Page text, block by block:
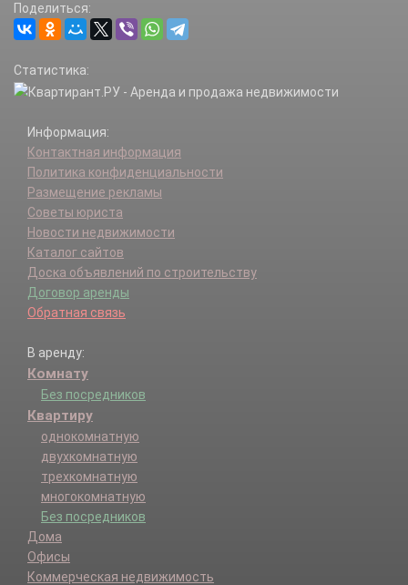
Поделиться:
Статистика:
Информация:
Контактная информация
Политика конфиденциальности
Размещение рекламы
Советы юриста
Новости недвижимости
Каталог сайтов
Доска объявлений по строительству
Договор аренды
Обратная связь
В аренду:
Комнату
Без посредников
Квартиру
однокомнатную
двухкомнатную
трехкомнатную
многокомнатную
Без посредников
Дома
Офисы
Коммерческая недвижимость